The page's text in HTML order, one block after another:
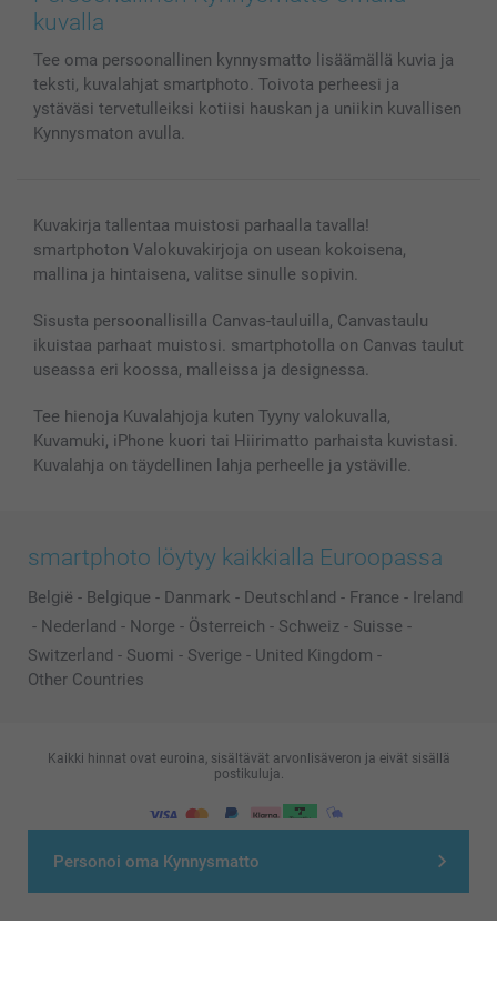
Personoi oma Kynnysmatto
Kännykkä & Tabletti
Kuvakalenterit & Päivyrit
Valokuvakehykset & Lisätarvikkeet
Lahjakortti
Sivukartta
Investor Relations
smartbonus
Tilausten tila
kuvalla
Tee oma persoonallinen kynnysmatto lisäämällä kuvia ja
teksti, kuvalahjat smartphoto. Toivota perheesi ja
ystäväsi tervetulleiksi kotiisi hauskan ja uniikin kuvallisen
Kynnysmaton avulla.
Kuvakirja tallentaa muistosi parhaalla tavalla!
smartphoton Valokuvakirjoja on usean kokoisena,
mallina ja hintaisena, valitse sinulle sopivin.
Sisusta persoonallisilla Canvas-tauluilla, Canvastaulu
ikuistaa parhaat muistosi. smartphotolla on Canvas taulut
useassa eri koossa, malleissa ja designessa.
Tee hienoja Kuvalahjoja kuten Tyyny valokuvalla,
Kuvamuki, iPhone kuori tai Hiirimatto parhaista kuvistasi.
Kuvalahja on täydellinen lahja perheelle ja ystäville.
smartphoto löytyy kaikkialla Euroopassa
België - Belgique - Danmark - Deutschland - France - Ireland
- Nederland - Norge - Österreich - Schweiz - Suisse -
Switzerland - Suomi - Sverige - United Kingdom -
Other Countries
© smartphoto group. All rights reserved
Kaikki hinnat ovat euroina, sisältävät arvonlisäveron ja eivät sisällä
postikuluja.